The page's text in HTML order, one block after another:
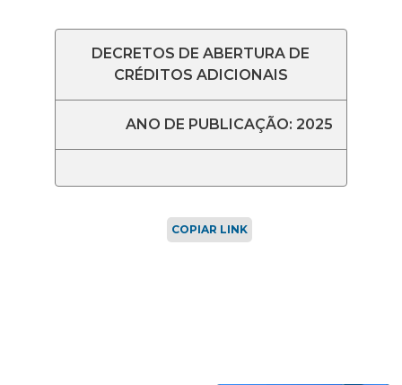
DECRETOS DE ABERTURA DE
CRÉDITOS ADICIONAIS
ANO DE PUBLICAÇÃO: 2025
COPIAR LINK